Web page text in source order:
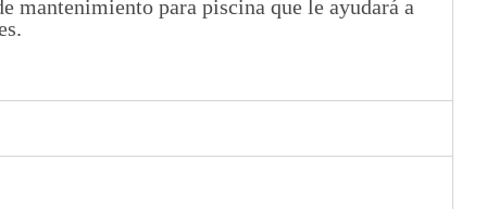
mantenimiento para piscina que le ayudará a